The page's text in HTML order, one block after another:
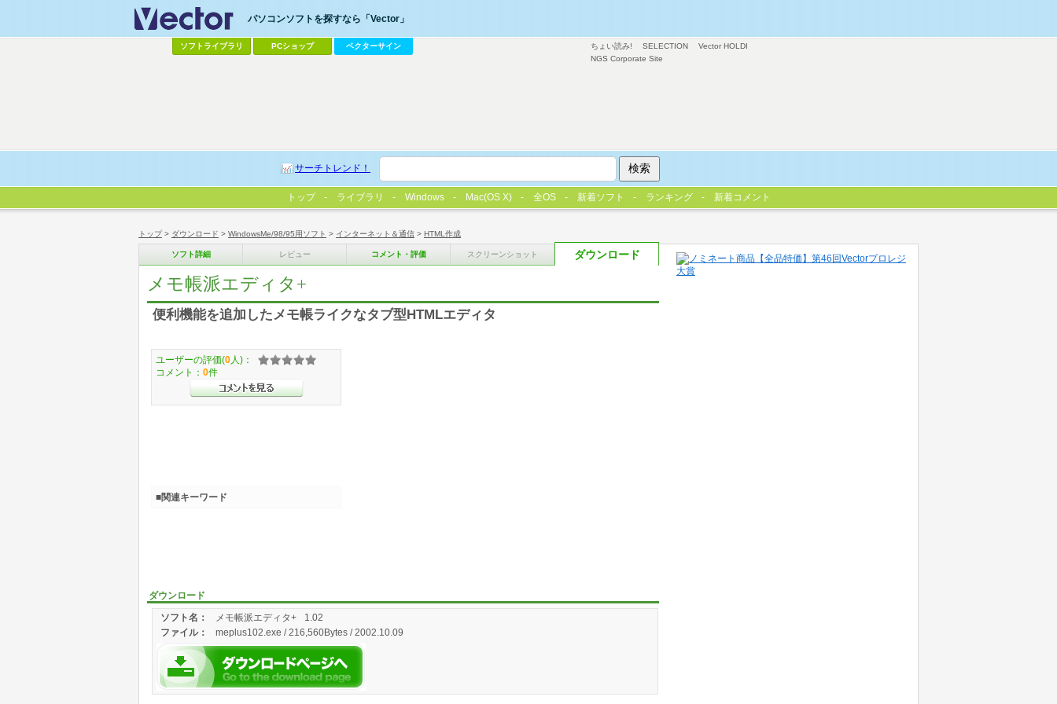
トップ> ダウンロード > WindowsMe/98/95用ソフト > インターネット＆通信 > HTML作成
ソフト詳細 レビュー コメント・評価 スクリーンショット ダウンロード
メモ帳派エディタ+
便利機能を追加したメモ帳ライクなタブ型HTMLエディタ
ダウンロード
ソフト名：
メモ帳派エディタ+ 1.02
ファイル： meplus102.exe / 216,560Bytes / 2002.10.09
ユーザーの評価(0 人)：
コメント： 0件
■関連キーワード
ちょい読み! SELECTION
Vector HOLDI
NGS Corporate Site
パソコンソフトを探すなら「Vector」
ソフトライブラリ PCショップ ベクターサイン
サーチトレンド！
トップ ライブラリ Windows Mac(OS X) 全OS 新着ソフト ランキング 新着コメント